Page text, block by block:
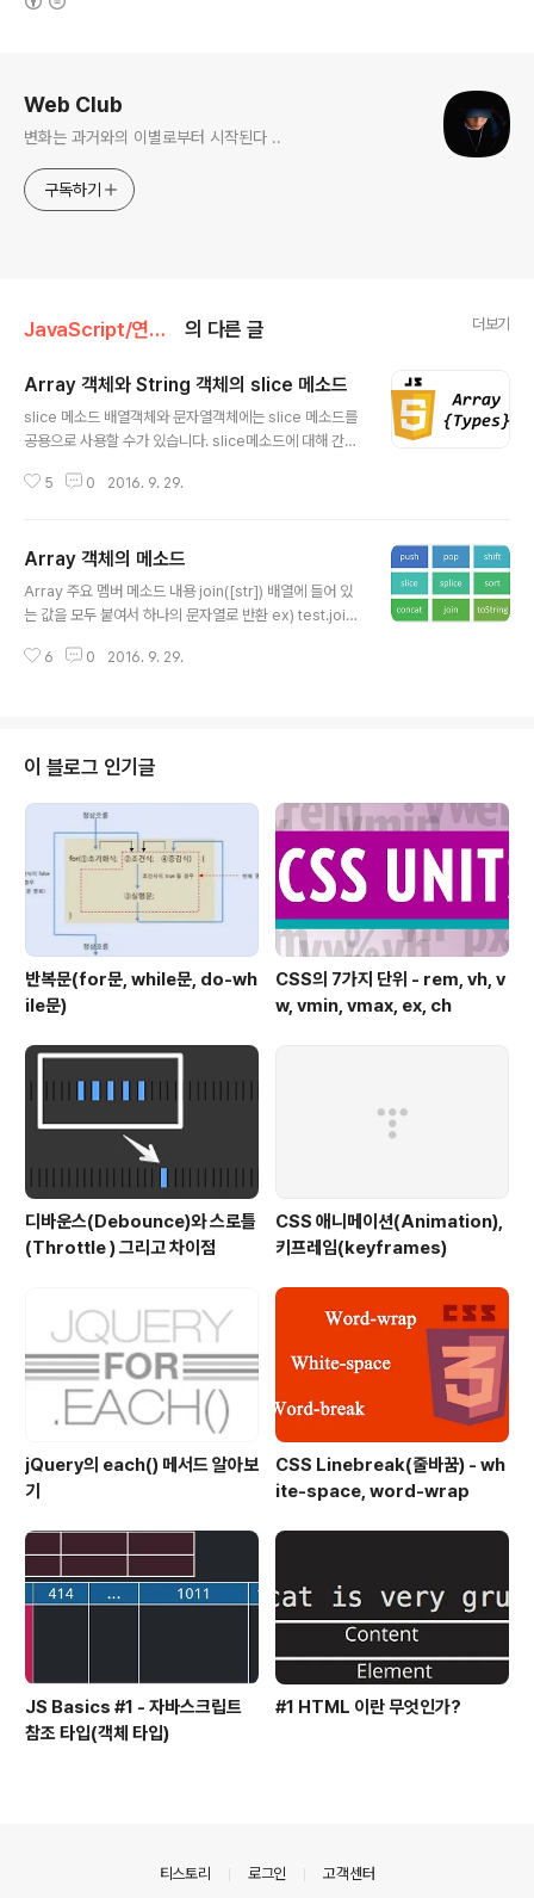
Web Club
변화는 과거와의 이별로부터 시작된다 ..
구독하기
JavaScript/연산자ㆍ메서드ㆍ프로퍼티 의 다른 글 더보기
Array 객체와 String 객체의 slice 메소드
slice 메소드 배열객체와 문자열객체에는 slice 메소드를
공용으로 사용할 수가 있습니다. slice메소드에 대해 간단
art(가져올 시작 인덱스) end( 가져올 마지막인덱스 바로
ar arr = ['사당.','교대.','방배.','강남.']; // 매개변수 두개 받
을경우 원래 배열에서 가져올 데이터 범위의 시작과 끝을
나타낸다. var result = arr.slice(2,3); // 첫번째 매개변
가져온다 // 단, 원래배열은 전혀 건드리지 않는다..
5 0 2016. 9. 29.
Array 객체의 메소드
Array 주요 멤버 메소드 내용 join([str]) 배열에 들어 있
는 값을 모두 붙여서 하나의 문자열로 반환 ex) test.join
을 매개변수(값을 비교하는 함수)를 이용하여 정렬 파라미
마지막에 새로운 원소를 추가(반환 값은 추가한 후의 leng
h) pop() 배열의 마지막의 원소를 추출(가장 최근에 push
()한 것을 추출) 반환값은 삭제한 배열의 원소(엘리먼트), p
op의 파라미터는 사용하지 않음 다음의 코드를 통해 ..
6 0 2016. 9. 29.
이 블로그 인기글
반복문(for문, while문, do-wh
ile문)
CSS의 7가지 단위 - rem, vh, v
w, vmin, vmax, ex, ch
디바운스(Debounce)와 스로틀
(Throttle ) 그리고 차이점
CSS 애니메이션(Animation),
키프레임(keyframes)
jQuery의 each() 메서드 알아보
기
CSS Linebreak(줄바꿈) - wh
ite-space, word-wrap
JS Basics #1 - 자바스크립트
참조 타입(객체 타입)
#1 HTML 이란 무엇인가?
티스토리 로그인 고객센터